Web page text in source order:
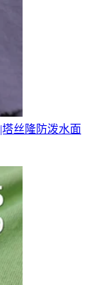
塔丝隆防泼水面